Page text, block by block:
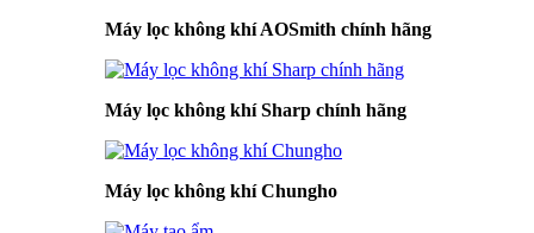
Máy lọc không khí AOSmith chính hãng
Máy lọc không khí Sharp chính hãng
Máy lọc không khí Chungho